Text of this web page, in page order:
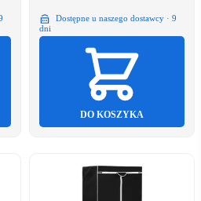
Dostępne u naszego dostawcy · 9
dni
DO KOSZYKA